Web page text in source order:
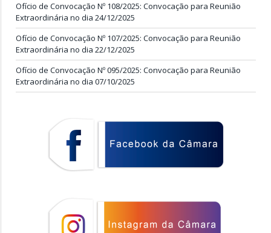
Ofício de Convocação Nº 108/2025: Convocação para Reunião
Extraordinária no dia 24/12/2025
Ofício de Convocação Nº 107/2025: Convocação para Reunião
Extraordinária no dia 22/12/2025
Ofício de Convocação Nº 095/2025: Convocação para Reunião
Extraordinária no dia 07/10/2025